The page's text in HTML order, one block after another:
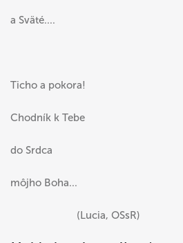
a Sväté....
Ticho a pokora!
Chodník k Tebe
do Srdca
môjho Boha...
(Lucia, OSsR)